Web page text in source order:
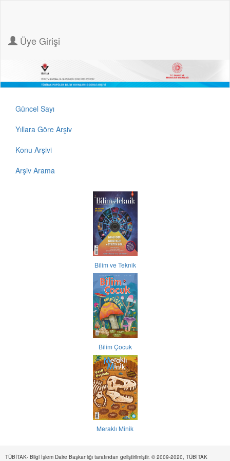
Üye Girişi
Güncel Sayı
Yıllara Göre Arşiv
Konu Arşivi
Arşiv Arama
Bilim ve Teknik
Bilim Çocuk
Meraklı Minik
TÜBİTAK- Bilgi İşlem Daire Başkanlığı tarafından geliştirilmiştir. © 2009-2020, TÜBİTAK